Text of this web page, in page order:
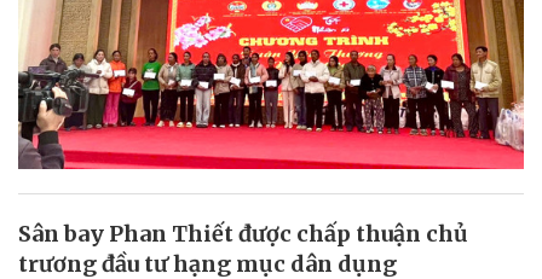
Sân bay Phan Thiết được chấp thuận chủ
trương đầu tư hạng mục dân dụng